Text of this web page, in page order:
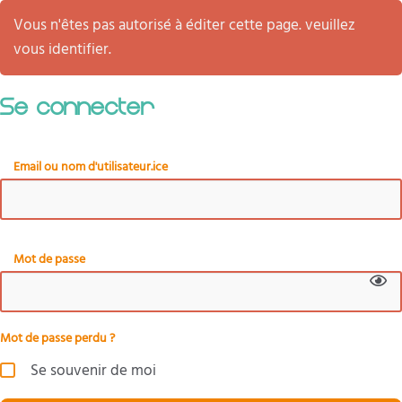
Vous n'êtes pas autorisé à éditer cette page. veuillez
vous identifier.
Se connecter
Email ou nom d'utilisateur.ice
Mot de passe
Mot de passe perdu ?
Se souvenir de moi